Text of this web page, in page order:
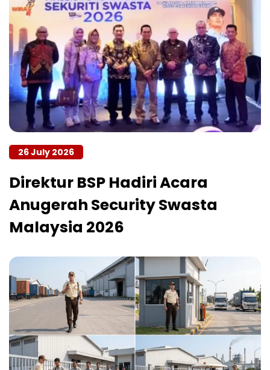
26 July 2026
Direktur BSP Hadiri Acara
Anugerah Security Swasta
Malaysia 2026